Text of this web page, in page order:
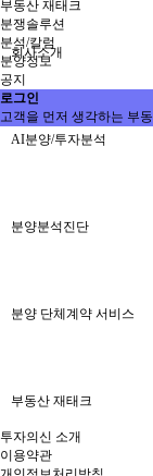
회사소개
AI분양/투자분석
분양분석진단
분양 단체계약 서비스
부동산 재태크
부동산 재태크
분쟁솔루션
분석/칼럼
분양정보
공지
로그인
고객을 먼저 생각하는 부
투자의신 소개
이용약관